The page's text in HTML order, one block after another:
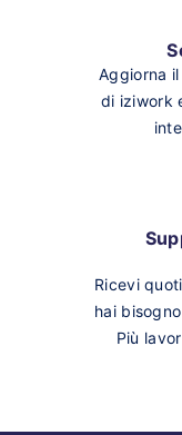
Aggiorna
di iziwork
Ricevi
hai
Più